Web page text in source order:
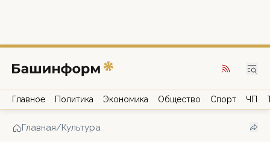
Главное Политика Экономика Общество Спорт ЧП
Главная/Культура